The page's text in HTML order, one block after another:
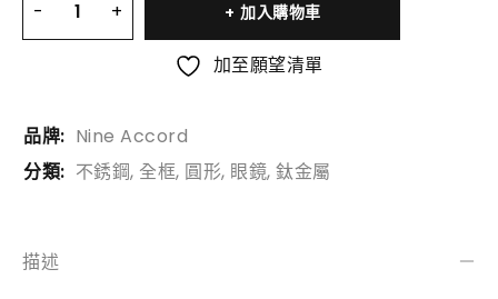
加入購物車
加至願望清單
品牌: Nine Accord
分類: 不銹鋼, 全框, 圓形, 眼鏡, 鈦金屬
描述